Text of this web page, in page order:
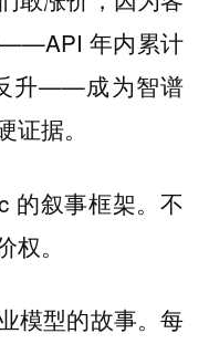
——API 年内累计
升——成为智谱
据。
的叙事框架。不
。
模型的故事。每